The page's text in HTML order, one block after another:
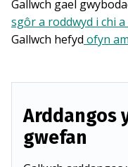
Gallwch gael
sgôr a roddwyd i chi
Gallwch hefyd ofyn
Arddangos
gwefan